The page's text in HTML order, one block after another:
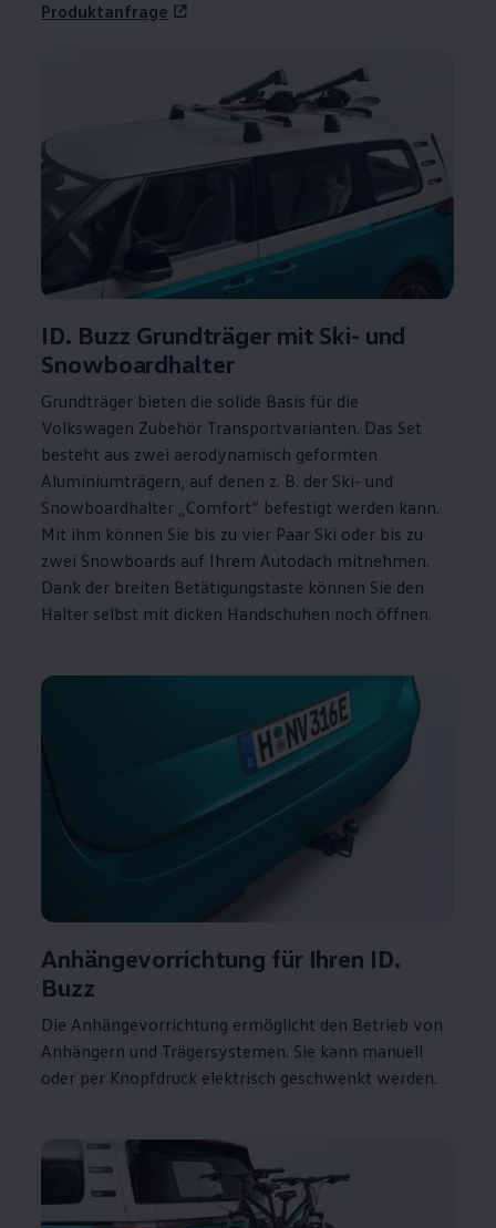
Produktanfrage
ID. Buzz Grundträger mit Ski- und
Snowboardhalter
Grundträger bieten die solide Basis für die
Volkswagen Zubehör Transportvarianten. Das Set
besteht aus zwei aerodynamisch geformten
Aluminiumträgern, auf denen z. B. der Ski- und
Snowboardhalter „Comfort“ befestigt werden kann.
Mit ihm können Sie bis zu vier Paar Ski oder bis zu
zwei Snowboards auf Ihrem Autodach mitnehmen.
Dank der breiten Betätigungstaste können Sie den
Halter selbst mit dicken Handschuhen noch öffnen.
Anhängevorrichtung für Ihren ID.
Buzz
Die Anhängevorrichtung ermöglicht den Betrieb von
Anhängern und Trägersystemen. Sie kann manuell
oder per Knopfdruck elektrisch geschwenkt werden.